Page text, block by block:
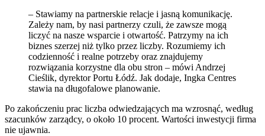
– Stawiamy na partnerskie relacje i jasną komunikację.
Zależy nam, by nasi partnerzy czuli, że zawsze mogą
liczyć na nasze wsparcie i otwartość. Patrzymy na ich
biznes szerzej niż tylko przez liczby. Rozumiemy ich
codzienność i realne potrzeby oraz znajdujemy
rozwiązania korzystne dla obu stron – mówi Andrzej
Cieślik, dyrektor Portu Łódź. Jak dodaje, Ingka Centres
stawia na długofalowe planowanie.
Po zakończeniu prac liczba odwiedzających ma wzrosnąć, według
szacunków zarządcy, o około 10 procent. Wartości inwestycji firma
nie ujawnia.